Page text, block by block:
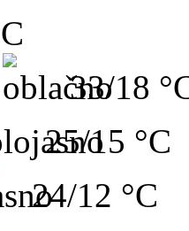
33/18
25/15 °C
24/12 °C